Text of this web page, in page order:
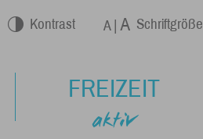
Kontrast Schriftgröße
FREIZEIT
aktiv